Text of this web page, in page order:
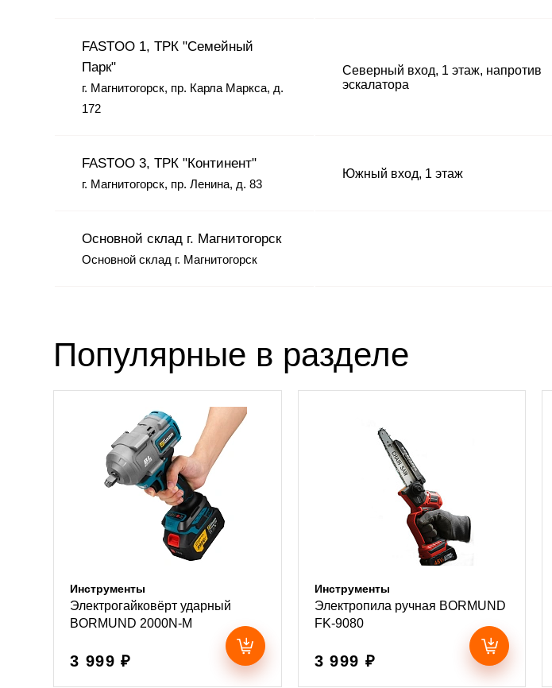
FASTOO 1, ТРК "Семейный
Парк"
г. Магнитогорск, пр. Карла Маркса, д.
172
Северный вход, 1 этаж, напротив
эскалатора
FASTOO 3, ТРК "Континент"
г. Магнитогорск, пр. Ленина, д. 83
Южный вход, 1 этаж
Основной склад г. Магнитогорск
Основной склад г. Магнитогорск
Популярные в разделе
Инструменты
Электрогайковёрт ударный
BORMUND 2000N-M
3 999 ₽
Инструменты
Электропила ручная BORMUND
FK-9080
3 999 ₽